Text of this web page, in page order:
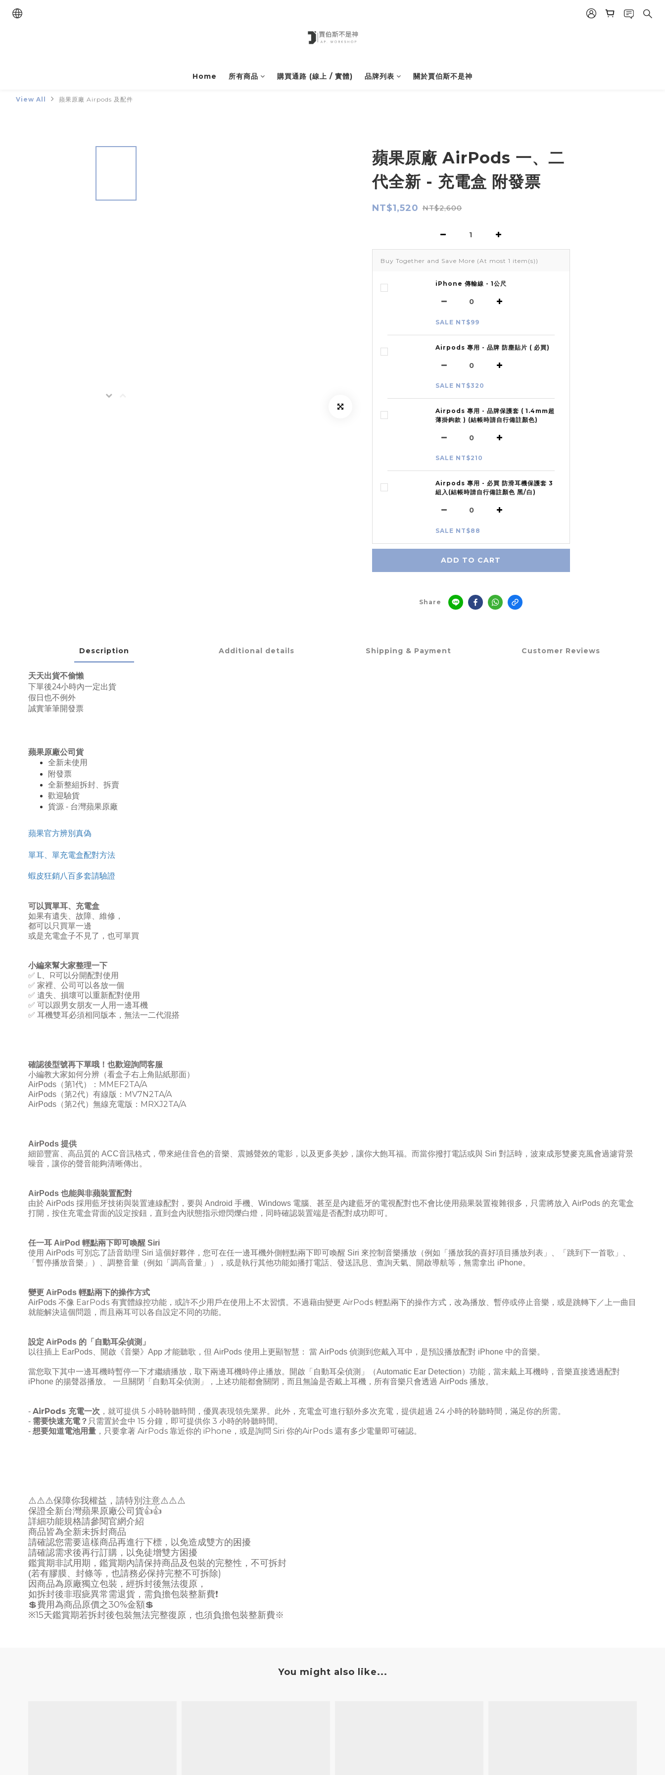
Home 所有商品 購買通路 (線上 / 實體) 品牌列表 關於賈伯斯不是神
View All 蘋果原廠 Airpods 及配件
蘋果原廠 AirPods 一、二
代全新 - 充電盒 附發票
NT$1,520 NT$2,600
Buy Together and Save More (At most 1 item(s))
iPhone 傳輸線 - 1公尺
SALE NT$99
Airpods 專用 - 品牌 防塵貼片 ( 必買)
SALE NT$320
Airpods 專用 - 品牌保護套 ( 1.4mm超
薄掛鉤款 ) (結帳時請自行備註顏色)
SALE NT$210
Airpods 專用 - 必買 防滑耳機保護套 3
組入(結帳時請自行備註顏色 黑/白)
SALE NT$88
ADD TO CART
Share
Description Additional details Shipping & Payment Customer Reviews
天天出貨不偷懶
下單後24小時內一定出貨
假日也不例外
誠實筆筆開發票
蘋果原廠公司貨
全新未使用
附發票
全新整組拆封、拆賣
歡迎驗貨
貨源 - 台灣蘋果原廠
蘋果官方辨別真偽
單耳、單充電盒配對方法
蝦皮狂銷八百多套請驗證
可以買單耳、充電盒
如果有遺失、故障、維修，
都可以只買單一邊
或是充電盒子不見了，也可單買
小編來幫大家整理一下
✅ L R可以分開配對使用
✅ 家裡、公司可以各放一個
✅ 遺失、損壞可以重新配對使用
✅ 可以跟男女朋友一人用一邊耳機
✅ 耳機雙耳必須相同版本，無法一二代混搭
確認後型號再下單哦！也歡迎詢問客服
小編教大家如何分辨（看盒子右上角貼紙那面）
AirPods （第1代）： MMEF2TA/A
AirPods （第2代）有線版： MV7N2TA/A
AirPods （第2代）無線充電版： MRXJ2TA/A
AirPods 提供
細節豐富、高品質的 ACC音訊格式，帶來絕佳音色的音樂、震撼聲效的電影，以及更多美妙，讓你大飽耳福。而當你撥打電話或與 Siri 對話時，波束成形雙麥克風會過濾背景
噪音，讓你的聲音能夠清晰傳出。
AirPods 也能與非蘋裝置配對
由於 AirPods 採用藍牙技術與裝置連線配對，要與 Android 手機、 Windows 電腦、甚至是內建藍牙的電視配對也不會比使用蘋果裝置複雜很多，只需將放入 AirPods 的充電盒
打開，按住充電盒背面的設定按鈕，直到盒內狀態指示燈閃爍白燈，同時確認裝置端是否配對成功即可。
任一耳 AirPod 輕點兩下即可喚醒 Siri
使用 AirPods 可別忘了語音助理 Siri 這個好夥伴，您可在任一邊耳機外側輕點兩下即可喚醒 Siri 來控制音樂播放（例如「播放我的喜好項目播放列表」、「跳到下一首歌」、
「暫停播放音樂」）、調整音量（例如「調高音量」），或是執行其他功能如播打電話、發送訊息、查詢天氣、開啟導航等，無需拿出 iPhone。
變更 AirPods 輕點兩下的操作方式
AirPods 不像 EarPods 有實體線控功能，或許不少用戶在使用上不太習慣。不過藉由變更 AirPods 輕點兩下的操作方式，改為播放、暫停或停止音樂，或是跳轉下／上一曲目
就能解決這個問題，而且兩耳可以各自設定不同的功能。
設定 AirPods 的「自動耳朵偵測」
以往插上 EarPods 、開啟《音樂》 App 才能聽歌，但 AirPods 使用上更顯智慧： 當 AirPods 偵測到您戴入耳中，是預設播放配對 iPhone 中的音樂。
當您取下其中一邊耳機時暫停一下才繼續播放，取下兩邊耳機時停止播放。開啟「自動耳朵偵測」（Automatic Ear Detection）功能，當未戴上耳機時，音樂直接透過配對
iPhone 的揚聲器播放。 一旦關閉「自動耳朵偵測」，上述功能都會關閉，而且無論是否戴上耳機，所有音樂只會透過 AirPods 播放。
- AirPods 充電一次 ，就可提供 5 小時聆聽時間，優異表現領先業界。此外，充電盒可進行額外多次充電，提供超過 24小時的聆聽時間，滿足你的所需。
- 需要快速充電？ 只需置於盒中 15 分鐘，即可提供你 3 小時的聆聽時間。
- 想要知道電池用量 ，只要拿著 AirPods 靠近你的 iPhone ，或是詢問 Siri 你的AirPods 還有多少電量即可確認。
⚠⚠⚠保障你我權益，請特別注意⚠⚠⚠
保證全新台灣蘋果原廠公司貨👍👍
詳細功能規格請參閱官網介紹
商品皆為全新未拆封商品
請確認您需要這樣商品再進行下標，以免造成雙方的困擾
請確認需求後再行訂購，以免徒增雙方困擾
鑑賞期非試用期，鑑賞期內請保持商品及包裝的完整性，不可拆封
(若有膠膜、封條等，也請務必保持完整不可拆除)
因商品為原廠獨立包裝，經拆封後無法復原，
如拆封後非瑕疵異常需退貨，需負擔包裝整新費❗
💲費用為商品原價之30%金額💲
※15天鑑賞期若拆封後包裝無法完整復原，也須負擔包裝整新費※
You might also like...